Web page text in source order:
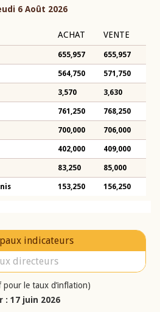
6 Août 2026
ACHAT VENTE
655,957 655,957
564,750 571,750
3,570 3,630
761,250 768,250
700,000 706,000
402,000 409,000
83,250 85,000
153,250 156,250
indicateurs
directeurs
le taux d’inflation)
: 17 juin 2026